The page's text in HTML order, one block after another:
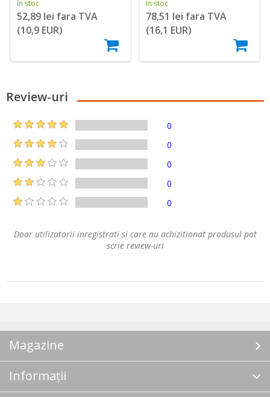
În stoc
52,89 lei fara TVA
(10,9 EUR)
În stoc
78,51 lei fara TVA
(16,1 EUR)
Review-uri
0
0
0
0
0
Doar utilizatorii inregistrati si care au achizitionat produsul pot
scrie review-uri
Magazine
Informații